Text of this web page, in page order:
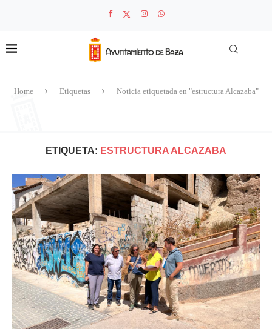
Home Etiquetas Noticia etiquetada en "estructura Alcazaba"
ETIQUETA: ESTRUCTURA ALCAZABA